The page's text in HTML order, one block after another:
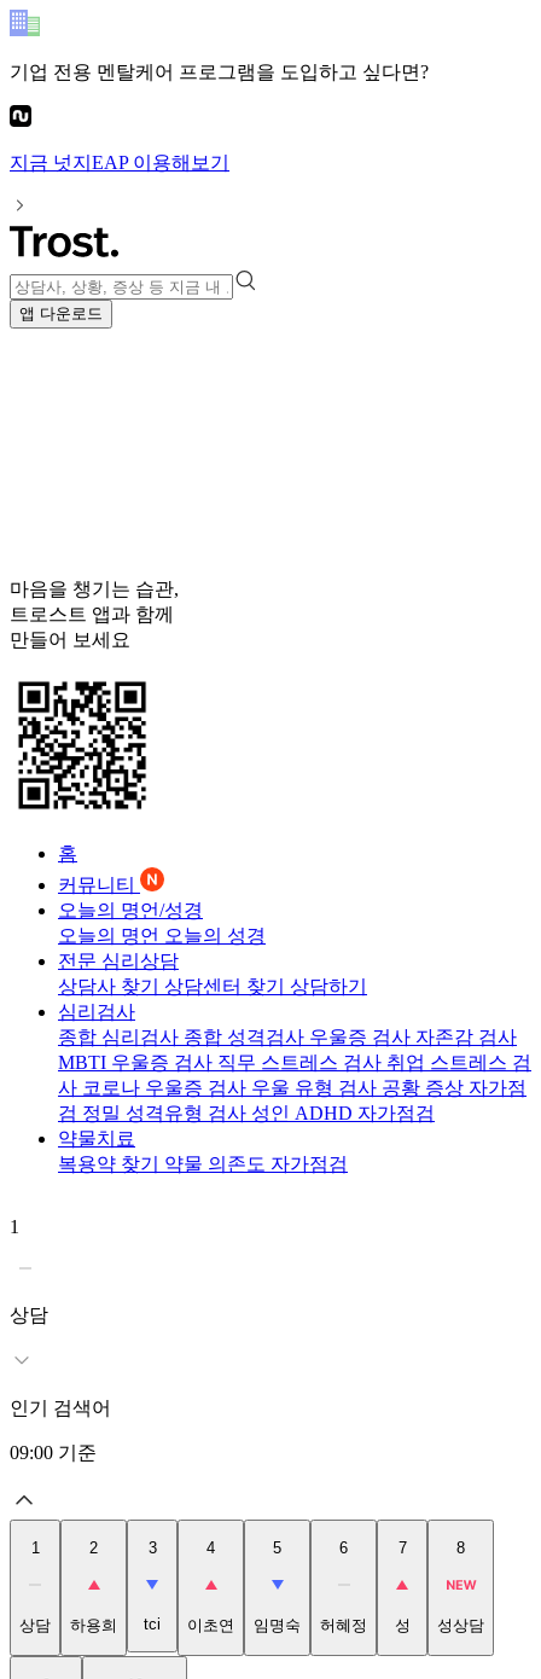
기업 전용 멘탈케어 프로그램을 도입하고 싶다면?
지금 넛지EAP이용해보기
앱 다운로드
마음을 챙기는 습관,
트로스트 앱과 함께
만들어 보세요
홈
커뮤니티
오늘의 명언/성경
오늘의 명언 오늘의 성경
전문 심리상담
상담사 찾기 상담센터 찾기 상담하기
심리검사
종합 심리검사 종합 성격검사 우울증 검사 자존감 검사
MBTI 우울증 검사 직무 스트레스 검사 취업 스트레스 검
사 코로나 우울증 검사 우울 유형 검사 공황 증상 자가점
검 정밀 성격유형 검사 성인 ADHD 자가점검
약물치료
복용약 찾기 약물 의존도 자가점검
1
상담
인기 검색어
09:00 기준
1
상담
2
하용희
3
tci
4
이초연
5
임명숙
6
허혜정
7
성
8
성상담